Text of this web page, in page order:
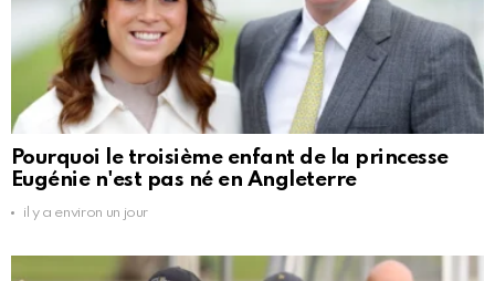
Pourquoi le troisième enfant de la princesse
Eugénie n'est pas né en Angleterre
il y a environ un jour